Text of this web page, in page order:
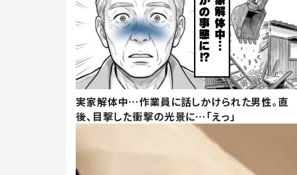
実家解体中…作業員に話しかけられた男性。直
後、目撃した衝撃の光景に…「えっ」